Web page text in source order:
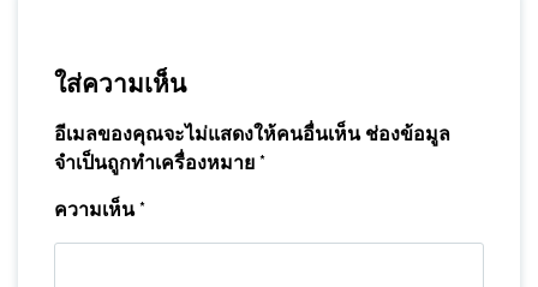
ใส่ความเห็น
อีเมลของคุณจะไม่แสดงให้คนอื่นเห็น ช่องข้อมูล
จำเป็นถูกทำเครื่องหมาย *
ความเห็น*